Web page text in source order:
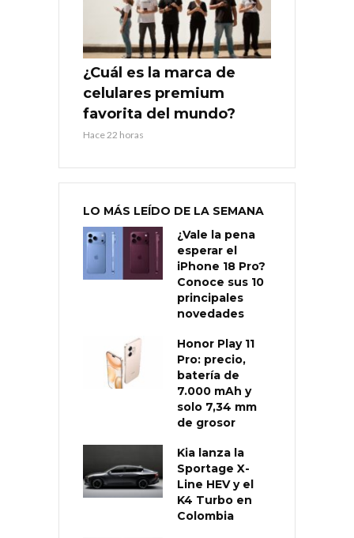
¿Cuál es la marca de
celulares premium
favorita del mundo?
Hace 22 horas
LO MÁS LEÍDO DE LA SEMANA
¿Vale la pena
esperar el
iPhone 18 Pro?
Conoce sus 10
principales
novedades
Honor Play 11
Pro: precio,
batería de
7.000 mAh y
solo 7,34 mm
de grosor
Kia lanza la
Sportage X-
Line HEV y el
K4 Turbo en
Colombia